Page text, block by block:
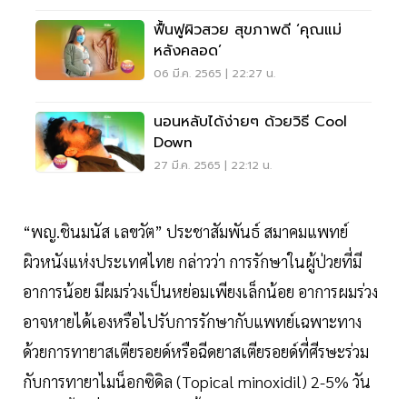
ฟื้นฟูผิวสวย สุขภาพดี ‘คุณแม่
หลังคลอด’
06 มี.ค. 2565 | 22:27 น.
นอนหลับได้ง่ายๆ ด้วยวิธี Cool
Down
27 มี.ค. 2565 | 22:12 น.
“พญ.ชินมนัส เลขวัต” ประชาสัมพันธ์ สมาคมแพทย์
ผิวหนังแห่งประเทศไทย กล่าวว่า การรักษาในผู้ป่วยที่มี
อาการน้อย มีผมร่วงเป็นหย่อมเพียงเล็กน้อย อาการผมร่วง
อาจหายได้เองหรือไปรับการรักษากับแพทย์เฉพาะทาง
ด้วยการทายาสเตียรอยด์หรือฉีดยาสเตียรอยด์ที่ศีรษะร่วม
กับการทายาไมน็อกซิดิล (Topical minoxidil) 2-5% วัน